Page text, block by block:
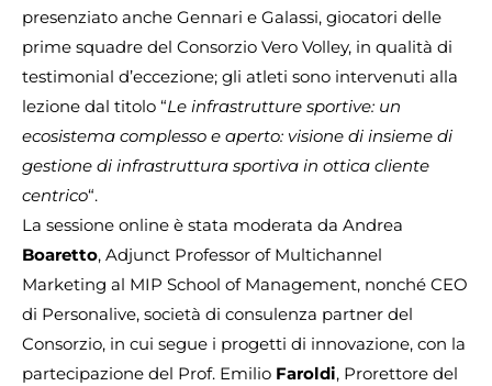
presenziato anche Gennari e Galassi, giocatori delle
prime squadre del Consorzio Vero Volley, in qualità di
testimonial d’eccezione; gli atleti sono intervenuti alla
lezione dal titolo “Le infrastrutture sportive: un
ecosistema complesso e aperto: visione di insieme di
gestione di infrastruttura sportiva in ottica cliente
centrico“.
La sessione online è stata moderata da Andrea
Boaretto, Adjunct Professor of Multichannel
Marketing al MIP School of Management, nonché CEO
di Personalive, società di consulenza partner del
Consorzio, in cui segue i progetti di innovazione, con la
partecipazione del Prof. Emilio Faroldi, Prorettore del